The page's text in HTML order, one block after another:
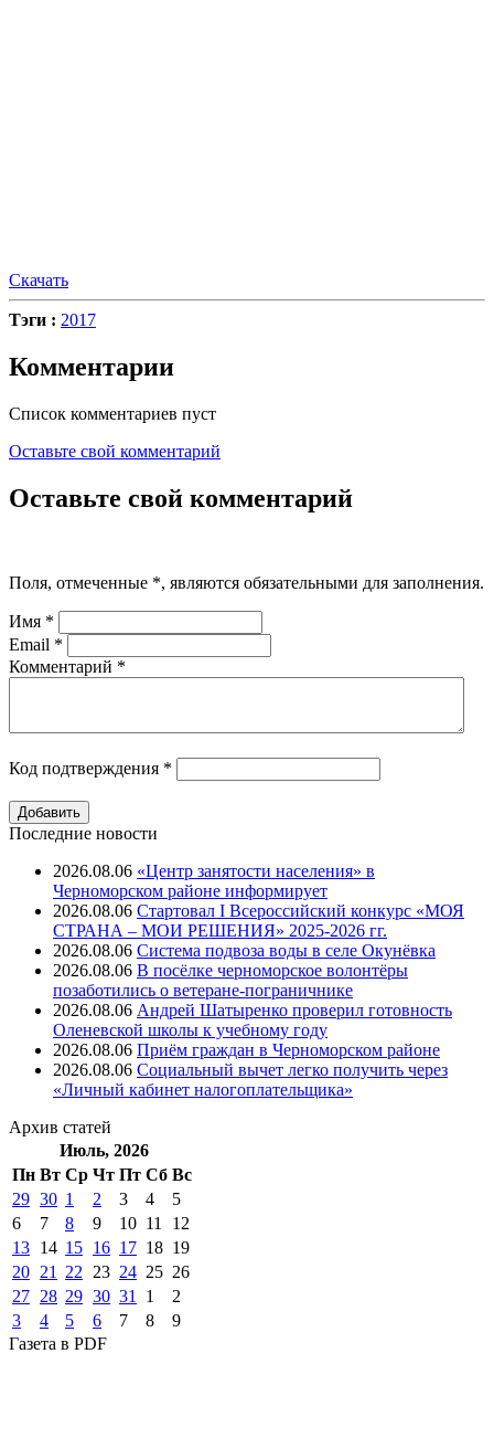
Скачать
Тэги : 2017
Комментарии
Список комментариев пуст
Оставьте свой комментарий
Оставьте свой комментарий
Поля, отмеченные *, являются обязательными для заполнения.
Имя *
Email *
Комментарий *
Код подтверждения *
Последние новости
2026.08.06 «Центр занятости населения» в
Черноморском районе информирует
2026.08.06 Стартовал I Всероссийский конкурс «МОЯ
СТРАНА – МОИ РЕШЕНИЯ» 2025-2026 гг.
2026.08.06 Система подвоза воды в селе Окунёвка
2026.08.06 В посёлке черноморское волонтёры
позаботились о ветеране-пограничнике
2026.08.06 Андрей Шатыренко проверил готовность
Оленевской школы к учебному году
2026.08.06 Приём граждан в Черноморском районе
2026.08.06 Социальный вычет легко получить через
«Личный кабинет налогоплательщика»
Архив статей
Июль, 2026
Пн Вт Ср Чт Пт Cб Вс
29 30 1 2 3 4
5
6
7 8 9 10 11
12
13 14 15 16 17 18 19
20 21 22 23 24 25 26
27 28 29 30 31 1
2
3
4 5 6 7 8
9
Газета в PDF